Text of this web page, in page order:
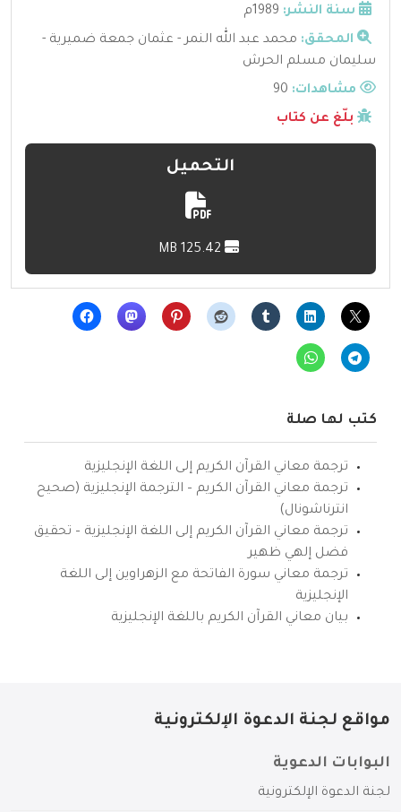
سنة النشر: 1989م
المحقق: محمد عبد الله النمر - عثمان جمعة ضميرية -
سليمان مسلم الحرش
مشاهدات:
بلّغ عن كتاب
التحميل
كتب لها صلة
ترجمة معاني القرآن الكريم إلى اللغة الإنجليزية
ترجمة معاني القرآن الكريم – الترجمة الإنجليزية (صحيح
انترناشونال)
ترجمة معاني القرآن الكريم إلى اللغة الإنجليزية – تحقيق
فضل إلهي ظهير
ترجمة معاني سورة الفاتحة مع الزهراوين إلى اللغة
الإنجليزية
بيان معاني القرآن الكريم باللغة الإنجليزية
مواقع لجنة الدعوة الإلكترونية
البوابات الدعوية
لجنة الدعوة الإلكترونية